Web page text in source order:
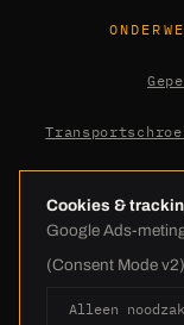
© 2026 C.E.
· +49 4405
Cookies &
Google Ads-
(Consent Mode
Alleen